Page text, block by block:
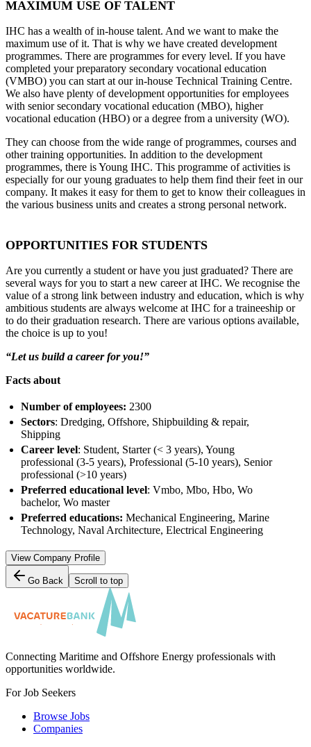
MAXIMUM USE OF TALENT
IHC has a wealth of in-house talent. And we want to make the
maximum use of it. That is why we have created development
programmes. There are programmes for every level. If you have
completed your preparatory secondary vocational education
(VMBO) you can start at our in-house Technical Training Centre.
We also have plenty of development opportunities for employees
with senior secondary vocational education (MBO), higher
vocational education (HBO) or a degree from a university (WO).
They can choose from the wide range of programmes, courses and
other training opportunities. In addition to the development
programmes, there is Young IHC. This programme of activities is
especially for our young graduates to help them find their feet in our
company. It makes it easy for them to get to know their colleagues in
the various business units and creates a strong personal network.
OPPORTUNITIES FOR STUDENTS
Are you currently a student or have you just graduated? There are
several ways for you to start a new career at IHC. We recognise the
value of a strong link between industry and education, which is why
ambitious students are always welcome at IHC for a traineeship or
to do their graduation research. There are various options available,
the choice is up to you!
“Let us build a career for you!”
Facts about
Number of employees: 2300
Sectors: Dredging, Offshore, Shipbuilding & repair,
Shipping
Career level: Student, Starter (< 3 years), Young
professional (3-5 years), Professional (5-10 years), Senior
professional (>10 years)
Preferred educational level: Vmbo, Mbo, Hbo, Wo
bachelor, Wo master
Preferred educations: Mechanical Engineering, Marine
Technology, Naval Architecture, Electrical Engineering
View Company Profile
Go Back Scroll to top
Connecting Maritime and Offshore Energy professionals with
opportunities worldwide.
For Job Seekers
Browse Jobs
Companies